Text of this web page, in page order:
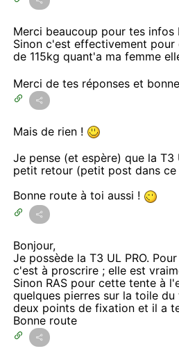
Merci beaucoup pour tes
Sinon c'est effectivement
de 115kg quant'a ma femme
Merci de tes réponses et
Mais de rien !
Je pense (et espère) que la
petit retour (petit post dans
Bonne route à toi aussi !
Bonjour,
Je possède la T3 UL PRO.
c'est à proscrire ; elle est
Sinon RAS pour cette tente à
quelques pierres sur la toile
deux points de fixation et il a
Bonne route